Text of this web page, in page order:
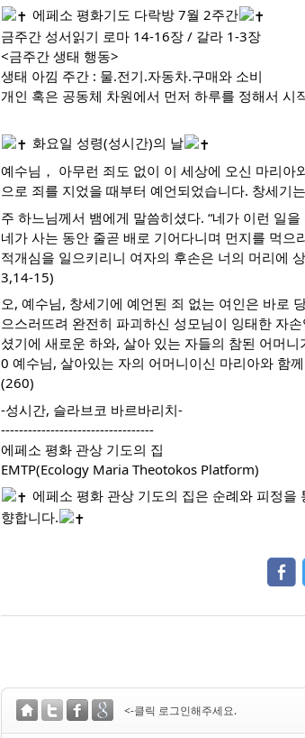
에페소 평화기도 다락방 7월 2주간
금주간 성서읽기 로마 14-16장 / 갈라 1-3장
<금주간 생태 행동>
생태 아낌 주간 : 물.전기.자동차.구매와 소비
개인 혹은 공동체 차원에서 먼저 하루를 정해서 시
화요일 성령(성시간)의 날
예수님， 아무런 죄도 없이 이 세상에 오신 마리
으로 죄를 지었을 때부터 예언되었습니다. 창세기
주 하느님께서 뱀에게 말씀히셨다. “네가 이런 일
네가 사는 동안 줄곧 배로 기어다니며 먼지를 먹
적개심을 일으키리니 여자의 후손은 너의 머리에
3,14-15)
오, 예수님, 창세기에 예언된 죄 없는 여인은 바로
으스러뜨려 완전히 파괴하신 성모님이 잉태한 자
셨기에 새로운 하와, 살아 있는 자들의 참된 어머니
0 예수님, 살아있는 자의 어머니이신 마리아와 함
(260)
-성시간, 슬라브코 바르바리치-
----------------------------------
에페소 평화 관상 기도의 집
EMTP(Ecology Maria Theotokos Platform)
에페소 평화 관상 기도의 집은 순례와 피정
향합니다.
<-클릭 로그인해주세요.